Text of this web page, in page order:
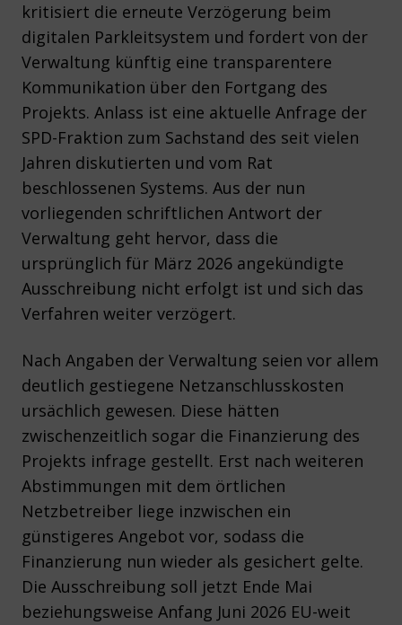
kritisiert die erneute Verzögerung beim
digitalen Parkleitsystem und fordert von der
Verwaltung künftig eine transparentere
Kommunikation über den Fortgang des
Projekts. Anlass ist eine aktuelle Anfrage der
SPD-Fraktion zum Sachstand des seit vielen
Jahren diskutierten und vom Rat
beschlossenen Systems. Aus der nun
vorliegenden schriftlichen Antwort der
Verwaltung geht hervor, dass die
ursprünglich für März 2026 angekündigte
Ausschreibung nicht erfolgt ist und sich das
Verfahren weiter verzögert.
Nach Angaben der Verwaltung seien vor allem
deutlich gestiegene Netzanschlusskosten
ursächlich gewesen. Diese hätten
zwischenzeitlich sogar die Finanzierung des
Projekts infrage gestellt. Erst nach weiteren
Abstimmungen mit dem örtlichen
Netzbetreiber liege inzwischen ein
günstigeres Angebot vor, sodass die
Finanzierung nun wieder als gesichert gelte.
Die Ausschreibung soll jetzt Ende Mai
beziehungsweise Anfang Juni 2026 EU-weit